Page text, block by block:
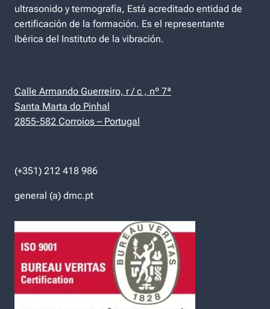
ultrasonido y termografía, Está acreditado entidad de
certificación de la formación. Es el representante
Ibérica del Instituto de la vibración.
Calle Armando Guerreiro, r / c , nº 7ª
Santa Marta do Pinhal
2855-582 Corroios – Portugal
(+351) 212 418 986
general (a) dmc.pt